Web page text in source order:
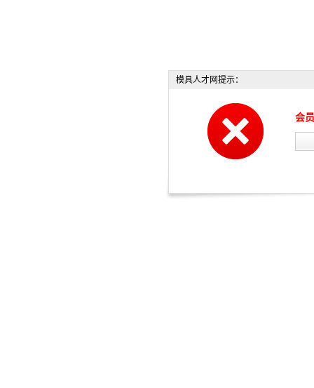
模具人才网提示：
会